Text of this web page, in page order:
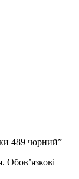
489 чорний”
Обов’язкові